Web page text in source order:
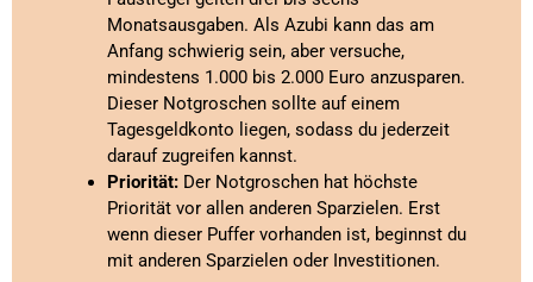
Monatsausgaben. Als Azubi kann das am
Anfang schwierig sein, aber versuche,
mindestens 1.000 bis 2.000 Euro anzusparen.
Dieser Notgroschen sollte auf einem
Tagesgeldkonto liegen, sodass du jederzeit
darauf zugreifen kannst.
Priorität: Der Notgroschen hat höchste
Priorität vor allen anderen Sparzielen. Erst
wenn dieser Puffer vorhanden ist, beginnst du
mit anderen Sparzielen oder Investitionen.